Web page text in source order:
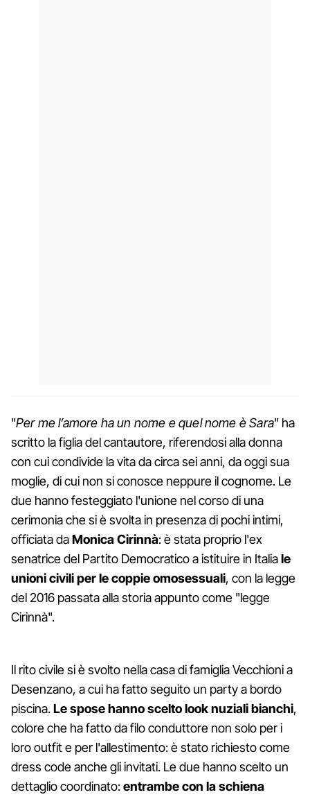
"Per me l’amore ha un nome e quel nome è Sara" ha
scritto la figlia del cantautore, riferendosi alla donna
con cui condivide la vita da circa sei anni, da oggi sua
moglie, di cui non si conosce neppure il cognome. Le
due hanno festeggiato l'unione nel corso di una
cerimonia che si è svolta in presenza di pochi intimi,
officiata daMonica Cirinnà: è stata proprio l'ex
senatrice del Partito Democratico a istituire in Italiale
unioni civili per le coppie omosessuali, con la legge
del 2016 passata alla storia appunto come "legge
Cirinnà".
Il rito civile si è svolto nella casa di famiglia Vecchioni a
Desenzano, a cui ha fatto seguito un party a bordo
piscina.Le spose hanno scelto look nuziali bianchi,
colore che ha fatto da filo conduttore non solo per i
loro outfit e per l'allestimento: è stato richiesto come
dress code anche gli invitati. Le due hanno scelto un
dettaglio coordinato:entrambe con la schiena